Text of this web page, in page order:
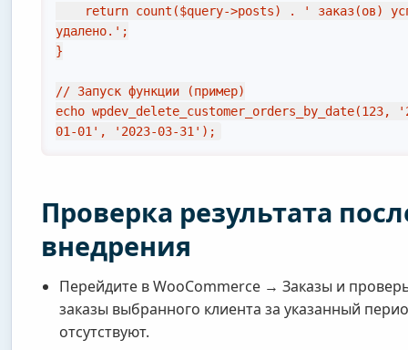
удалено.';
}
// Запуск функции (пример)
echo wpdev_delete_customer_orders_by_date(123,
01-01', '2023-03-31');
Проверка результата
внедрения
Перейдите в WooCommerce → Заказы и
заказы выбранного клиента за указанный
отсутствуют.